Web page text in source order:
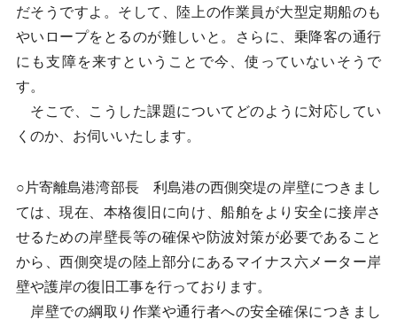
だそうですよ。そして、陸上の作業員が大型定期船のも
やいロープをとるのが難しいと。さらに、乗降客の通行
にも支障を来すということで今、使っていないそうで
す。
そこで、こうした課題についてどのように対応してい
くのか、お伺いいたします。
○片寄離島港湾部長 利島港の西側突堤の岸壁につきまし
ては、現在、本格復旧に向け、船舶をより安全に接岸さ
せるための岸壁長等の確保や防波対策が必要であること
から、西側突堤の陸上部分にあるマイナス六メーター岸
壁や護岸の復旧工事を行っております。
岸壁での綱取り作業や通行者への安全確保につきまし